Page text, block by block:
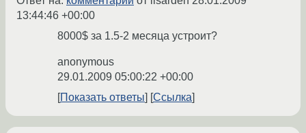
13:44:46 +00:00
8000$ за 1.5-2 месяца устроит?
anonymous
29.01.2009 05:00:22 +00:00
Показать ответы
Ссылка